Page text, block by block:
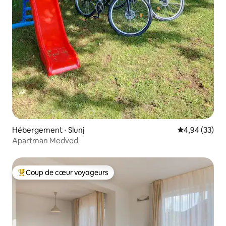
Hébergement ⋅ Slunj Évaluation
4,94 (33)
Apartman Medved
Coups de cœur voyageurs les plus appréciés
Coup de cœur voyageurs